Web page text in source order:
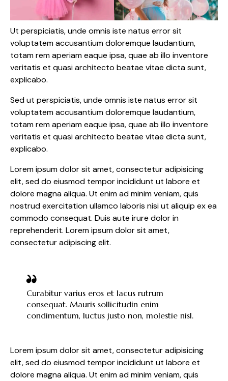
Ut perspiciatis, unde omnis iste natus error sit
voluptatem accusantium doloremque laudantium,
totam rem aperiam eaque ipsa, quae ab illo inventore
veritatis et quasi architecto beatae vitae dicta sunt,
explicabo.
Sed ut perspiciatis, unde omnis iste natus error sit
voluptatem accusantium doloremque laudantium,
totam rem aperiam eaque ipsa, quae ab illo inventore
veritatis et quasi architecto beatae vitae dicta sunt,
explicabo.
Lorem ipsum dolor sit amet, consectetur adipisicing
elit, sed do eiusmod tempor incididunt ut labore et
dolore magna aliqua. Ut enim ad minim veniam, quis
nostrud exercitation ullamco laboris nisi ut aliquip ex ea
commodo consequat. Duis aute irure dolor in
reprehenderit. Lorem ipsum dolor sit amet,
consectetur adipiscing elit.
Curabitur varius eros et lacus rutrum
consequat. Mauris sollicitudin enim
condimentum, luctus justo non, molestie nisl.
Lorem ipsum dolor sit amet, consectetur adipisicing
elit, sed do eiusmod tempor incididunt ut labore et
dolore magna aliqua. Ut enim ad minim veniam, quis